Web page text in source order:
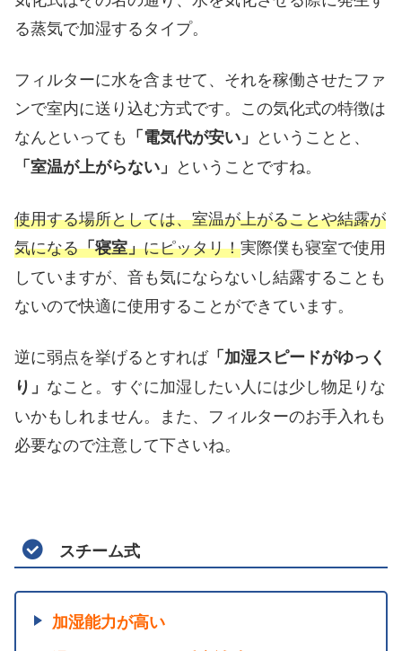
る蒸気で加湿するタイプ。
フィルターに水を含ませて、それを稼働させたファ
ンで室内に送り込む方式です。この気化式の特徴は
なんといっても 「電気代が安い」 ということと、
「室温が上がらない」 ということですね。
使用する場所としては、室温が上がることや結露が
気になる「寝室」にピッタリ！実際僕も寝室で使用
していますが、音も気にならないし結露することも
ないので快適に使用することができています。
逆に弱点を挙げるとすれば「加湿スピードがゆっく
り」 なこと。すぐに加湿したい人には少し物足りな
いかもしれません。また、フィルターのお手入れも
必要なので注意して下さいね。
スチーム式
加湿能力が高い